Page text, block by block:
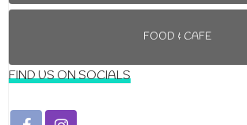
FOOD & CAFE
FIND US ON SOCIALS